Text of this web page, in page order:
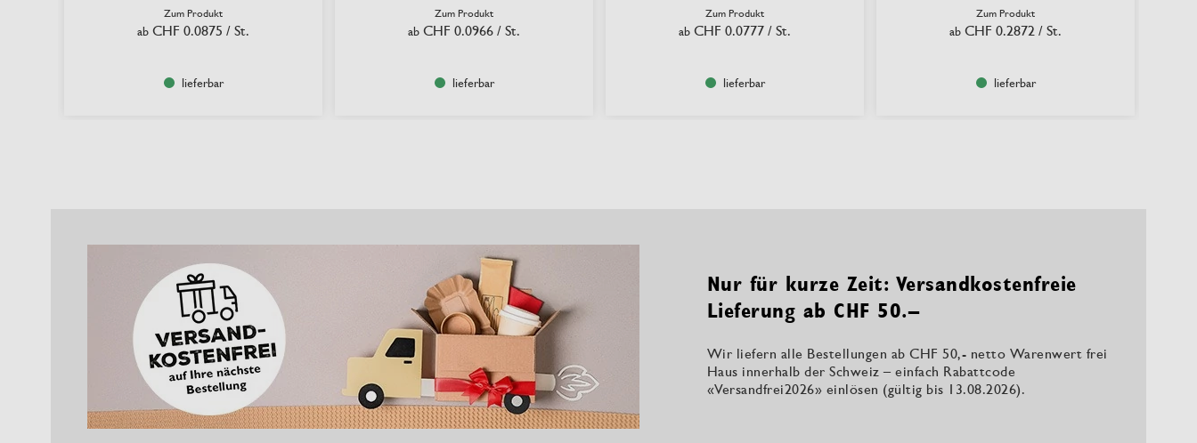
Zum Produkt
ab CHF 0.0875 / St.
lieferbar
Zum Produkt
ab CHF 0.0966 / St.
lieferbar
Zum Produkt
ab CHF 0.0777 / St.
lieferbar
Zum Produkt
ab CHF 0.2872 / St.
lieferbar
Nur für kurze Zeit: Versandkostenfreie
Lieferung ab CHF 50.–
Wir liefern alle Bestellungen ab CHF 50,- netto Warenwert frei
Haus innerhalb der Schweiz – einfach Rabattcode
«Versandfrei2026» einlösen (gültig bis 13.08.2026).